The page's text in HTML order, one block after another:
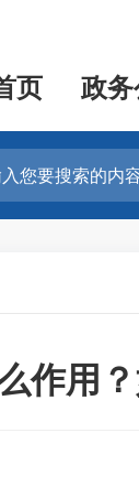
页 政
作用